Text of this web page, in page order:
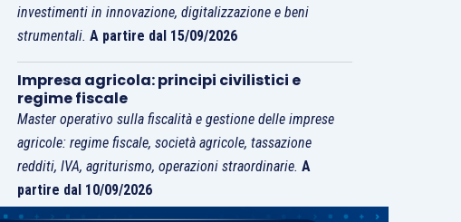
investimenti in innovazione, digitalizzazione e beni
strumentali. A partire dal 15/09/2026
Impresa agricola: principi civilistici e
regime fiscale
Master operativo sulla fiscalità e gestione delle imprese
agricole: regime fiscale, società agricole, tassazione
redditi, IVA, agriturismo, operazioni straordinarie.A
partire dal 10/09/2026